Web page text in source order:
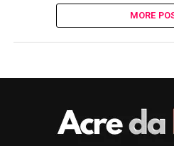
MORE